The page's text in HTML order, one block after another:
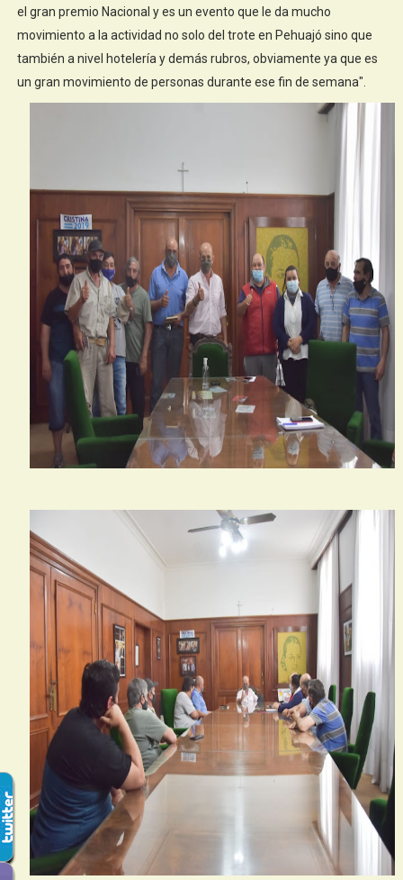
el gran premio Nacional y es un evento que le da mucho
movimiento a la actividad no solo del trote en Pehuajó sino que
también a nivel hotelería y demás rubros, obviamente ya que es
un gran movimiento de personas durante ese fin de semana".